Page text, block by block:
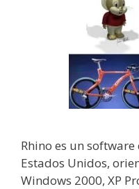
Rhino es un
Estados Unidos,
Windows 2000, XP